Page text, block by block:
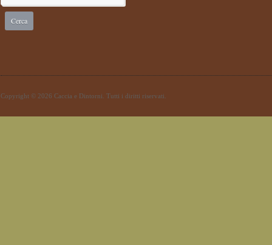
Copyright © 2026 Caccia e Dintorni. Tutti i diritti riservati.